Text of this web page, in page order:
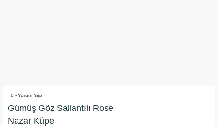
0 - Yorum Yap
Gümüş Göz Sallantılı Rose
Nazar Küpe